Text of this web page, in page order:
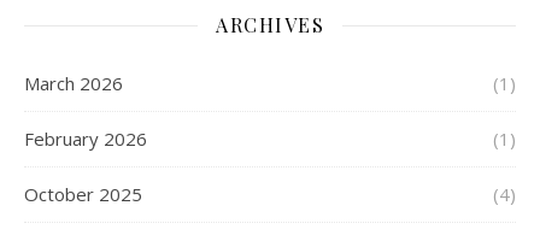
ARCHIVES
March 2026 (1)
February 2026 (1)
October 2025 (4)